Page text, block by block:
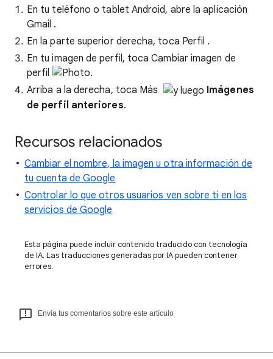
En tu teléfono o tablet Android, abre la aplicación
Gmail .
En la parte superior derecha, toca Perfil .
En tu imagen de perfil, toca Cambiar imagen de
perfil
.
Arriba a la derecha, toca Más
Imágenes
de perfil anteriores.
Recursos relacionados
Cambiar el nombre, la imagen u otra información de
tu cuenta de Google
Controlar lo que otros usuarios ven sobre ti en los
servicios de Google
Esta página puede incluir contenido traducido con tecnología
de IA. Las traducciones generadas por IA pueden contener
errores.
Envía tus comentarios sobre este artículo